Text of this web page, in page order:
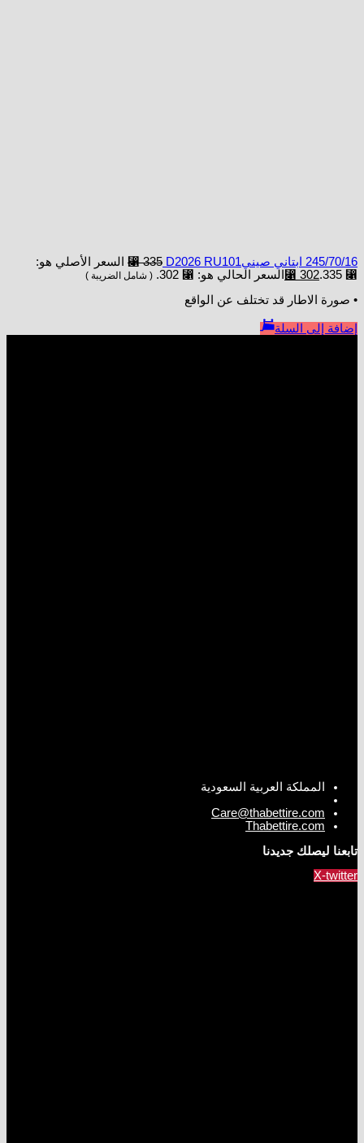
245/70/16 ابتاني صينيD2026 RU101 ⃁335
السعر الأصلي هو:
⃁ 335.
⃁ 302 السعر الحالي هو: ⃁ 302. ( شامل الضريبة )
• صورة الاطار قد تختلف عن الواقع
إضافة إلى السلة
المملكة العربية السعودية
Care@thabettire.com
Thabettire.com
تابعنا ليصلك جديدنا
X-twitter